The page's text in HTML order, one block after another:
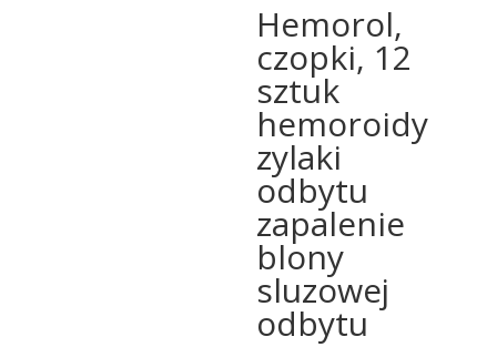
Hemorol,
czopki, 12
sztuk
hemoroidy
zylaki
odbytu
zapalenie
blony
sluzowej
odbytu